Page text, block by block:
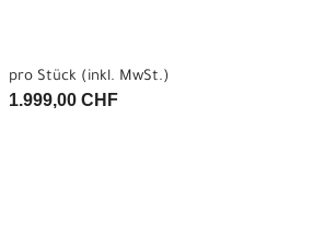
pro Stück (inkl. MwSt.)
1.999,00 CHF